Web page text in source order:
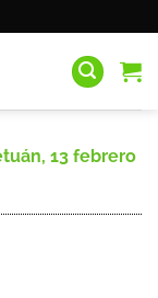
13 febrero